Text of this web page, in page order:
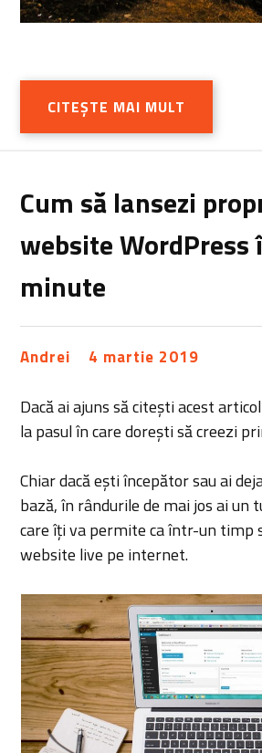
CITEȘTE MAI MULT
Cum să lansezi
website WordPress
minute
Andrei 4 martie 2019
Dacă ai ajuns să citești acest
la pasul în care dorești să creezi
Chiar dacă ești începător sau ai
bază, în rândurile de mai jos ai un
care îți va permite ca într-un timp
website live pe internet.